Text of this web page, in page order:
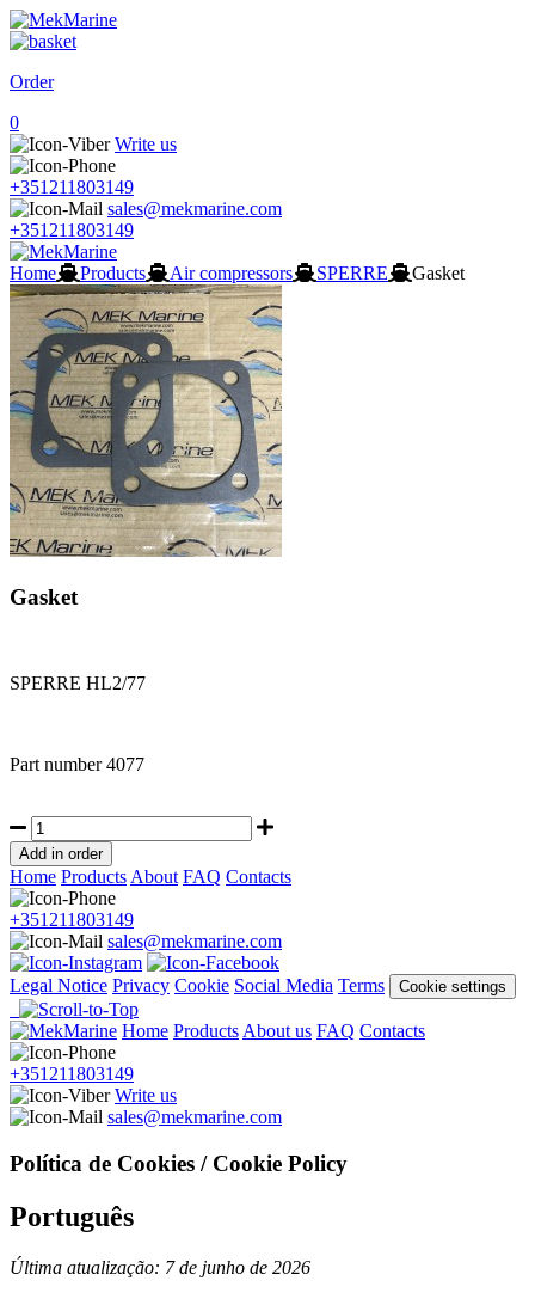
Order
0
Write us
+351211803149
sales@mekmarine.com
+351211803149
Home Products Air compressors SPERRE Gasket
Gasket
SPERRE HL2/77
Part number4077
Home ProductsAbout FAQ Contacts
+351211803149
sales@mekmarine.com
Legal Notice Privacy Cookie Social Media Terms Cookie settings
Home ProductsAbout us FAQ Contacts
+351211803149
Write us
sales@mekmarine.com
Política de Cookies / Cookie Policy
Português
Última atualização: 7 de junho de 2026